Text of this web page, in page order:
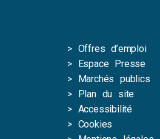
> Offres d’emploi
>
Espace Presse
>
Marchés publics
>
Plan du site
> Accessibilité
> Cookies